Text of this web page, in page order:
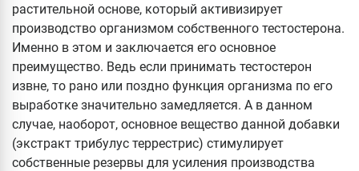
растительной основе, который активизирует
производство организмом собственного тестостерона.
Именно в этом и заключается его основное
преимущество. Ведь если принимать тестостерон
извне, то рано или поздно функция организма по его
выработке значительно замедляется. А в данном
случае, наоборот, основное вещество данной добавки
(экстракт трибулус террестрис) стимулирует
собственные резервы для усиления производства